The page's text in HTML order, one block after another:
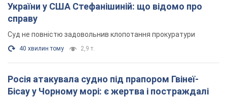
України у США Стефанішиній: що відомо про
справу
Суд не повністю задовольнив клопотання прокуратури
40 хвилин тому 2,9 т.
Росія атакувала судно під прапором Гвінеї-
Бісау у Чорному морі: є жертва і постраждалі